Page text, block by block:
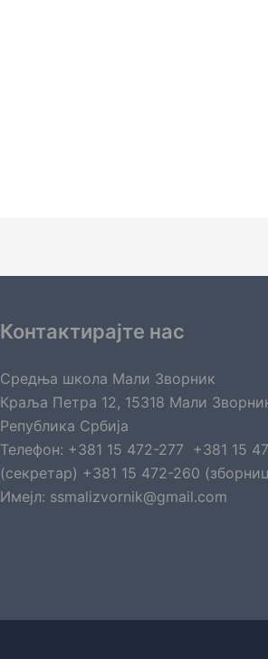
Контактирајте нас
Средња школа Мали Зворник
Краља Петра 12, 15318 Мали
Република Србија
Телефон: +381 15 472-277 +381 15
(секретар) +381 15 472-260
Имејл: ssmalizvornik@gmail.com